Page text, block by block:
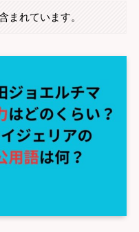
まれています。